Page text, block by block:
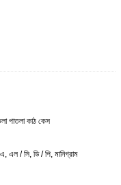
পাতলা কাঠ কেস
এ, এল / সি, ডি / পি, মানিগ্রাম